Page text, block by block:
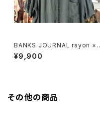
BANKS JOURNAL rayon ×li
nen open-collar Shirt
¥9,900
その他の商品